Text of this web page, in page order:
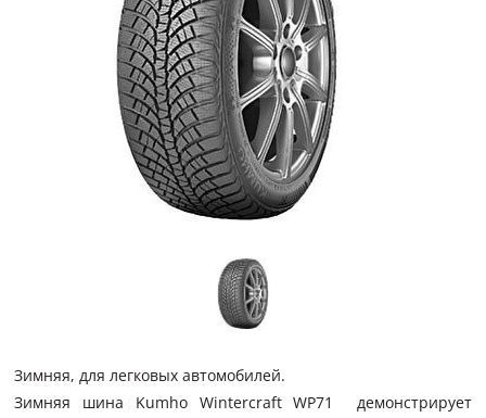
Зимняя, для легковых автомобилей.
Зимняя шина Kumho Wintercraft WP71 демонстрирует